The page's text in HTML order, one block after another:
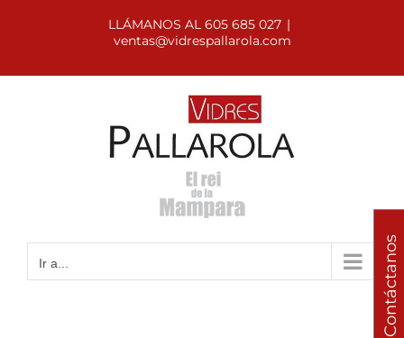
LLÁMANOS AL 605 685 027 |
ventas@vidrespallarola.com
Ir a... Contáctanos